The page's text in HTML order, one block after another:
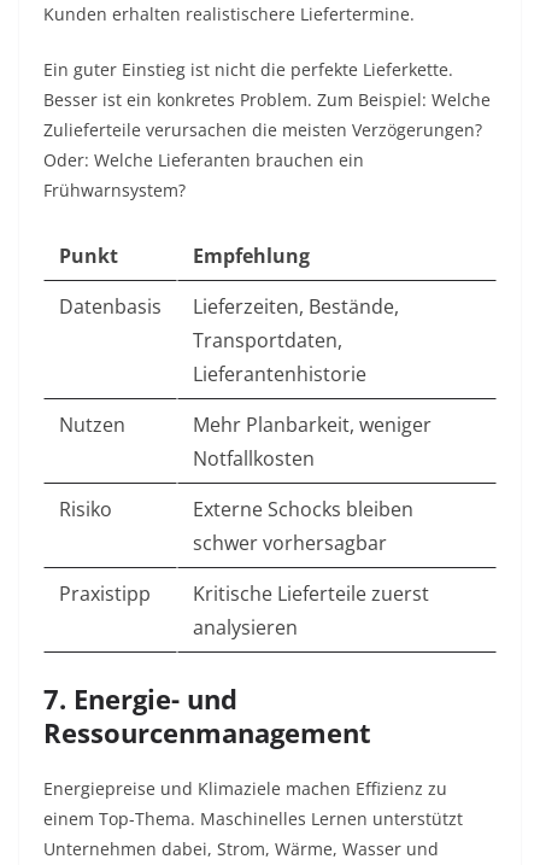
Kunden erhalten realistischere Liefertermine.
Ein guter Einstieg ist nicht die perfekte Lieferkette.
Besser ist ein konkretes Problem. Zum Beispiel: Welche
Zulieferteile verursachen die meisten Verzögerungen?
Oder: Welche Lieferanten brauchen ein
Frühwarnsystem?
Punkt
Empfehlung
Datenbasis
Lieferzeiten, Bestände,
Transportdaten,
Lieferantenhistorie
Nutzen
Mehr Planbarkeit, weniger
Notfallkosten
Risiko
Externe Schocks bleiben
schwer vorhersagbar
Praxistipp
Kritische Lieferteile zuerst
analysieren
7. Energie- und
Ressourcenmanagement
Energiepreise und Klimaziele machen Effizienz zu
einem Top-Thema. Maschinelles Lernen unterstützt
Unternehmen dabei, Strom, Wärme, Wasser und